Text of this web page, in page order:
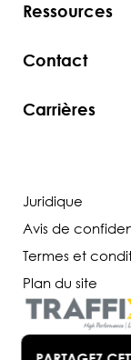
Ressources
Contact
Carrières
Juridique
Avis de
Termes et
Plan du site